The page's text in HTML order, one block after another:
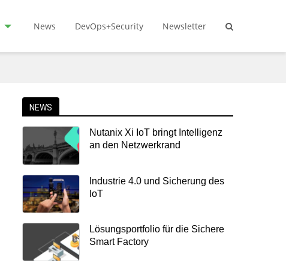
News DevOps+Security Newsletter
NEWS
Nutanix Xi IoT bringt Intelligenz
an den Netzwerkrand
Industrie 4.0 und Sicherung des
IoT
Lösungsportfolio für die Sichere
Smart Factory